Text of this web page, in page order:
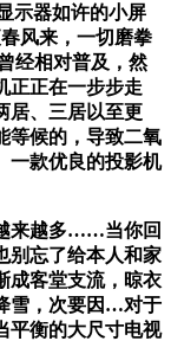
示器如许的小屏
风来，一切磨拳
经相对普及，然
正正在一步步走
居、三居以至更
等候的，导致二氧
一款优良的投影机
来越多……当你回
别忘了给本人和家
成客堂支流，晾衣
雪，次要因…对于
平衡的大尺寸电视